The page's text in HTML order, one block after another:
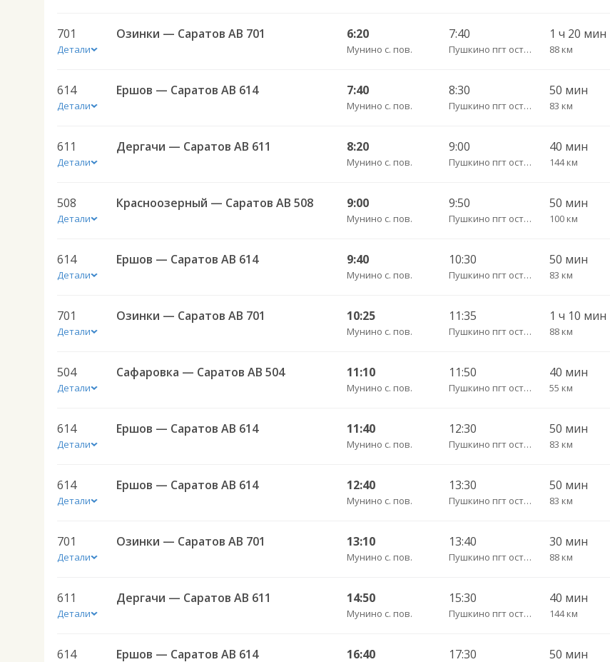
701
Детали
Озинки — Саратов АВ 701 6:20
Мунино с. пов.
7:40
Пушкино пгт ост. Урбах (трасса)
1 ч 20 мин
88 км
614
Детали
Ершов — Саратов АВ 614 7:40
Мунино с. пов.
8:30
Пушкино пгт ост. Урбах (трасса)
50 мин
83 км
611
Детали
Дергачи — Саратов АВ 611 8:20
Мунино с. пов.
9:00
Пушкино пгт ост. Урбах (трасса)
40 мин
144 км
508
Детали
Красноозерный — Саратов АВ 508 9:00
Мунино с. пов.
9:50
Пушкино пгт ост. Урбах (трасса)
50 мин
100 км
614
Детали
Ершов — Саратов АВ 614 9:40
Мунино с. пов.
10:30
Пушкино пгт ост. Урбах (трасса)
50 мин
83 км
701
Детали
Озинки — Саратов АВ 701 10:25
Мунино с. пов.
11:35
Пушкино пгт ост. Урбах (трасса)
1 ч 10 мин
88 км
504
Детали
Сафаровка — Саратов АВ 504 11:10
Мунино с. пов.
11:50
Пушкино пгт ост. Урбах (трасса)
40 мин
55 км
614
Детали
Ершов — Саратов АВ 614 11:40
Мунино с. пов.
12:30
Пушкино пгт ост. Урбах (трасса)
50 мин
83 км
614
Детали
Ершов — Саратов АВ 614 12:40
Мунино с. пов.
13:30
Пушкино пгт ост. Урбах (трасса)
50 мин
83 км
701
Детали
Озинки — Саратов АВ 701 13:10
Мунино с. пов.
13:40
Пушкино пгт ост. Урбах (трасса)
30 мин
88 км
611
Детали
Дергачи — Саратов АВ 611 14:50
Мунино с. пов.
15:30
Пушкино пгт ост. Урбах (трасса)
40 мин
144 км
614 Ершов — Саратов АВ 614 16:40 17:30 50 мин